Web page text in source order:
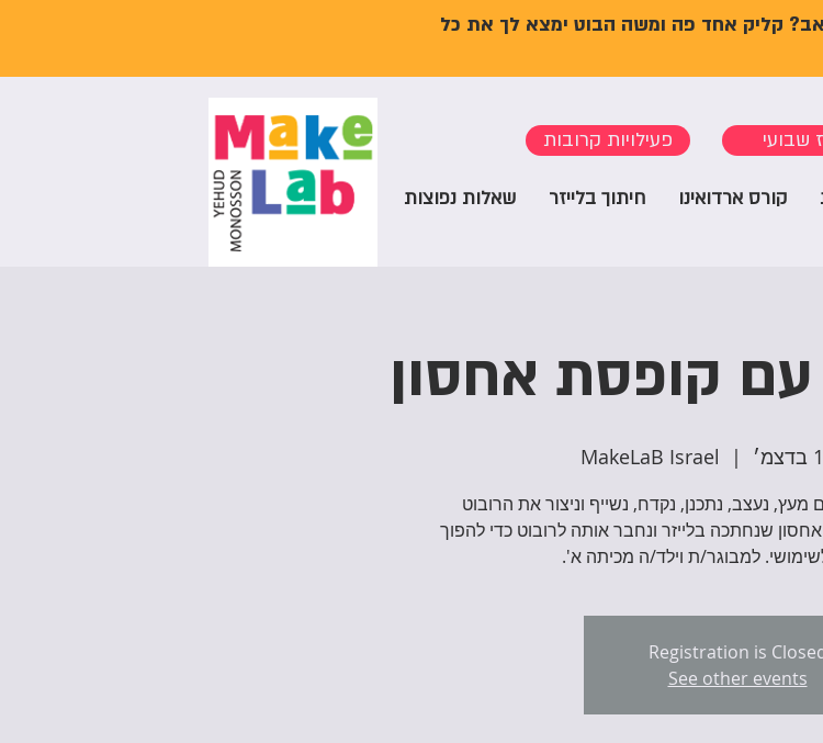
קליק אחד פה ומשה הבוט ימצא לך את כל
פעילויות קרובות שבועי
קורס ארדואינו חיתוך בלייזר שאלות נפוצות
עם קופסת אחסון
  |
MakeLaB Israel
מעץ, נעצב, נתכנן, נקדח, נשייף וניצור את הרובוט
שנחתכה בלייזר ונחבר אותה לרובוט כדי להפוך
למבוגר/ת וילד/ה מכיתה א'.
Registration is
See other events